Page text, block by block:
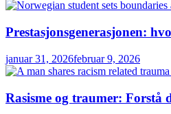
Prestasjonsgenerasjonen:
januar 31, 2026februar 9, 2026
Rasisme og traumer: Forstå